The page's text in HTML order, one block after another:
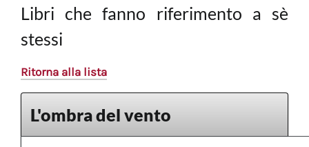
Libri che fanno riferimento a sè
stessi
Ritorna alla lista
L'ombra del vento